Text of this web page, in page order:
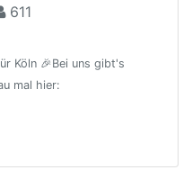
611
Köln 🎉Bei uns gibt's
mal hier: